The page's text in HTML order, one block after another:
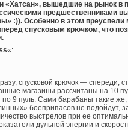
«Хатсан», вышедшие на рынок в
предшественниками
:)). Особенно в этом преуспели
спусковым крючком, что
«:
спусковой крючок — спереди,
магазины рассчитаны на 10
9 пуль. Сами барабаны такие же,
боеприпасов не
выстрелов при ее
дульной энергии и